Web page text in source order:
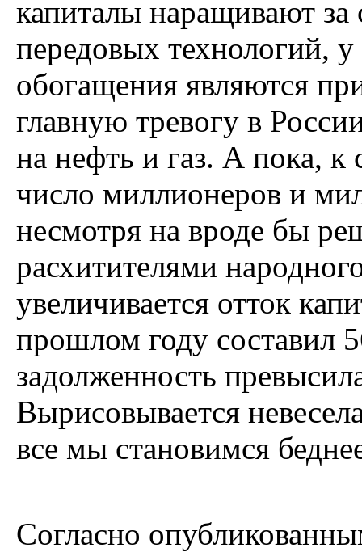
капиталы наращивают за
передовых технологий,
обогащения являются
главную тревогу в
на нефть и газ. А пока, к
число миллионеров и
несмотря на вроде бы
расхитителями
увеличивается отток
прошлом году составил
задолженность
Вырисовывается
все мы становимся
Согласно